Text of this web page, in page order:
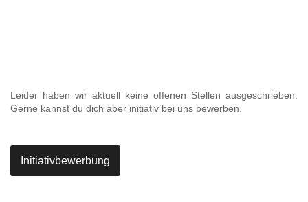
Leider haben wir aktuell keine offenen Stellen ausgeschrieben.
Gerne kannst du dich aber initiativ bei uns bewerben.
Initiativbewerbung